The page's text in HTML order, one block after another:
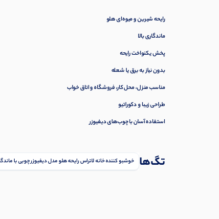
رایحه شیرین و میوه‌ای هلو
ماندگاری بالا
پخش یکنواخت رایحه
بدون نیاز به برق یا شعله
مناسب منزل، محل کار، فروشگاه و اتاق خواب
طراحی زیبا و دکوراتیو
استفاده آسان با چوب‌های دیفیوزر
تگ‌ها خوشبو کننده خانه لاتراس رایحه هلو مدل دیفیوزر چوبی با